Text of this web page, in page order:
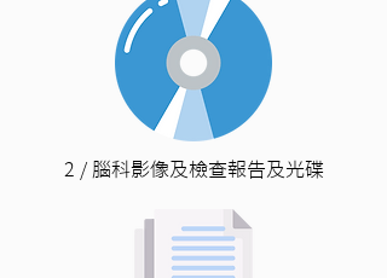
2 / 腦科影像及檢查報告及光碟